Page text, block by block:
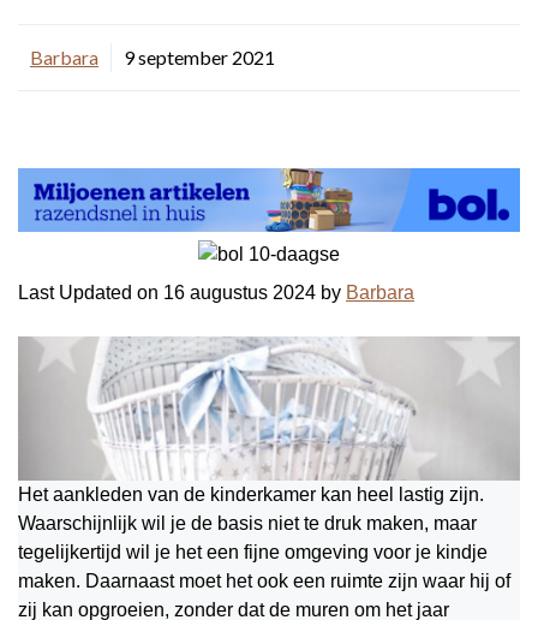
Barbara 9 september 2021
Last Updated on 16 augustus 2024 by Barbara
Het aankleden van de kinderkamer kan heel lastig zijn.
Waarschijnlijk wil je de basis niet te druk maken, maar
tegelijkertijd wil je het een fijne omgeving voor je kindje
maken. Daarnaast moet het ook een ruimte zijn waar hij of
zij kan opgroeien, zonder dat de muren om het jaar